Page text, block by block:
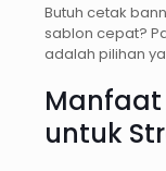
Butuh cetak
sablon cepat?
adalah pilihan
untuk